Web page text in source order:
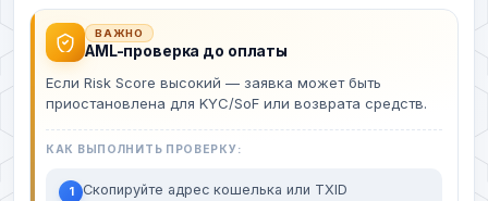
ВАЖНО
AML-проверка до оплаты
Если Risk Score высокий — заявка может быть
приостановлена для KYC/SoF или возврата средств.
КАК ВЫПОЛНИТЬ ПРОВЕРКУ:
1 Скопируйте адрес кошелька или TXID